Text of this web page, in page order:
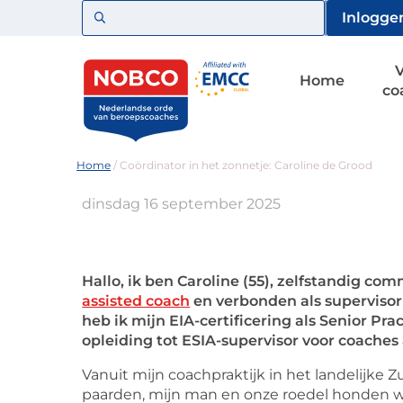
Zoeken
Home
Home /Coördinator in het zonnetje: Caroline de Grood
dinsdag 16 september 2025
Hallo, ik ben Caroline (55), zelfstandig
assisted coach en verbonden als
heb ik mijn EIA-certificering als Senior
opleiding tot ESIA-supervisor voor coaches
Vanuit mijn coachpraktijk in het landelijke
paarden, mijn man en onze roedel honden